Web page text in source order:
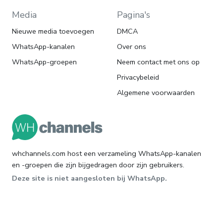
Media
Nieuwe media toevoegen
WhatsApp-kanalen
WhatsApp-groepen
Pagina's
DMCA
Over ons
Neem contact met ons op
Privacybeleid
Algemene voorwaarden
whchannels.com host een verzameling WhatsApp-kanalen
en -groepen die zijn bijgedragen door zijn gebruikers.
Deze site is niet aangesloten bij WhatsApp.